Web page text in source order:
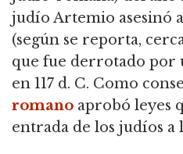
judío Artemio asesinó
(según se reporta,
que fue derrotado por
en 117 d. C. Como
romano aprobó leyes
entrada de los judíos a